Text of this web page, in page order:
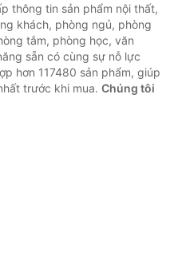
thông tin sản phẩm nội thất,
khách, phòng ngủ, phòng
tắm, phòng học, văn
sẵn có cùng sự nỗ lực
hơn 117480 sản phẩm, giúp
trước khi mua. Chúng tôi